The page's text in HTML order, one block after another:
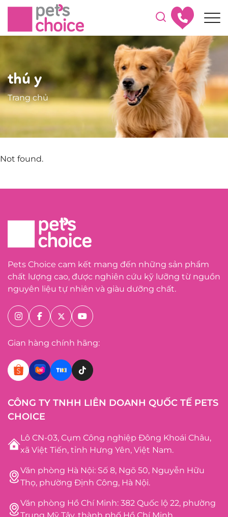
thú y
Trang chủ
Not found.
Pets Choice cam kết mang đến những sản phẩm
chất lượng cao, được nghiên cứu kỹ lưỡng từ nguồn
nguyên liệu tự nhiên và giàu dưỡng chất.
Gian hàng chính hãng:
CÔNG TY TNHH LIÊN DOANH QUỐC TẾ PETS
CHOICE
Lô CN-03, Cụm Công nghiệp Đông Khoái Châu,
xã Việt Tiến, tỉnh Hưng Yên, Việt Nam.
Văn phòng Hà Nội: Số 8, Ngõ 50, Nguyễn Hữu
Thọ, phường Định Công, Hà Nội.
Văn phòng Hồ Chí Minh: 382 Quốc lộ 22, phường